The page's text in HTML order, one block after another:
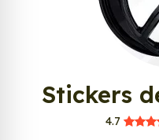
Stickers
MPA
4.7